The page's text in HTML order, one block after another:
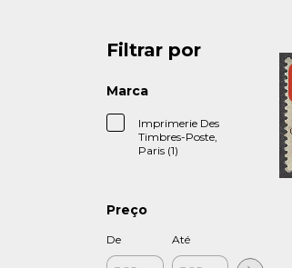
Filtrar por
Marca
Imprimerie Des
Timbres-Poste,
Paris (1)
Preço
De Até